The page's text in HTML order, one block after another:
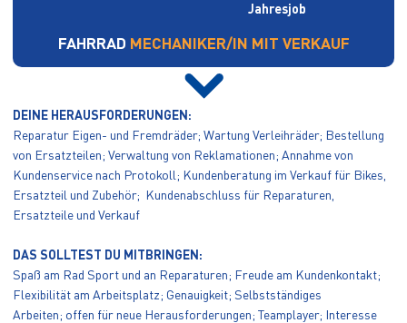
Jahresjob
FAHRRAD MECHANIKER/IN MIT VERKAUF
DEINE HERAUSFORDERUNGEN:
Reparatur Eigen- und Fremdräder; Wartung Verleihräder; Bestellung
von Ersatzteilen; Verwaltung von Reklamationen; Annahme von
Kundenservice nach Protokoll; Kundenberatung im Verkauf für Bikes,
Ersatzteil und Zubehör; Kundenabschluss für Reparaturen,
Ersatzteile und Verkauf
DAS SOLLTEST DU MITBRINGEN:
Spaß am Rad Sport und an Reparaturen; Freude am Kundenkontakt;
Flexibilität am Arbeitsplatz; Genauigkeit; Selbstständiges
Arbeiten; offen für neue Herausforderungen; Teamplayer; Interesse